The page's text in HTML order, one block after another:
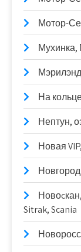
Мотор-
На
Нептун,
Новая
Sitrak, Scania